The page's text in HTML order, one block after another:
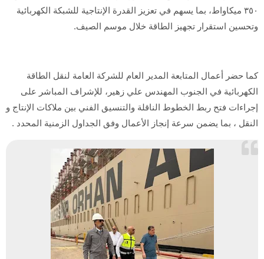
٣٥٠ ميكاواط، بما يسهم في تعزيز القدرة الإنتاجية للشبكة الكهربائية
وتحسين استقرار تجهيز الطاقة خلال موسم الصيف.
كما حضر أعمال المتابعة المدير العام للشركة العامة لنقل الطاقة
الكهربائية في الجنوب المهندس علي زهير، للإشراف المباشر على
إجراءات فتح ربط الخطوط الناقلة والتنسيق الفني بين ملاكات الإنتاج و
النقل ، بما يضمن سرعة إنجاز الأعمال وفق الجداول الزمنية المحدد .